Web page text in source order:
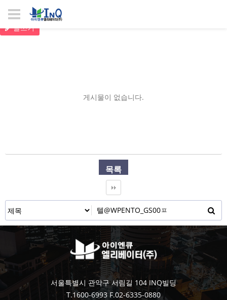
글쓰기
게시물이 없습니다.
목록
서울특별시 관악구 서림길 104 INQ빌딩
T.1600-6993F.02-6335-0880